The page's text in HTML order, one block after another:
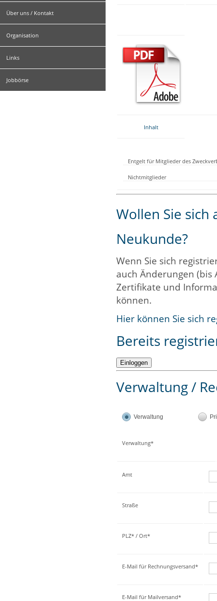
Über uns / Kontakt
Organisation
Links
Jobbörse
Inhalt
Entgelt für Mitglieder des
Nichtmitglieder
Wollen Sie sich
Neukunde?
Wenn Sie sich
auch Änderungen
Zertifikate und
können.
Hier können Sie sich
Bereits
Verwaltung /
Verwaltung
Verwaltung*
Amt
Straße
PLZ* / Ort*
E-Mail für Rechnungsversand*
E-Mail für Mailversand*